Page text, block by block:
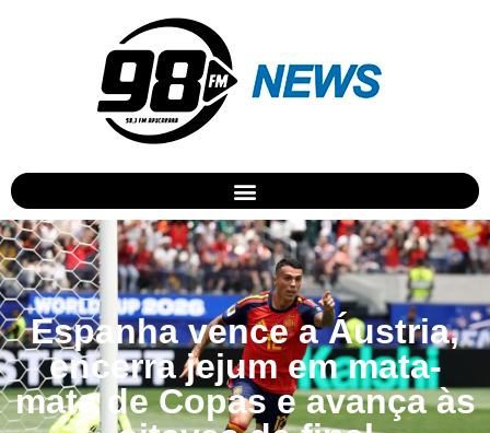
Espanha vence a Áustria,
encerra jejum em mata-
mata de Copas e avança às